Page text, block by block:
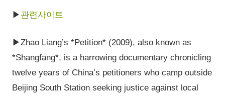
▶ 관련사이트
▶Zhao Liang’s *Petition* (2009), also known as
*Shangfang*, is a harrowing documentary chronicling
twelve years of China’s petitioners who camp outside
Beijing South Station seeking justice against local